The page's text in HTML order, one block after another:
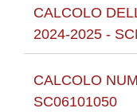
CALCOLO
2024-2025 -
CALCOLO
SC06101050